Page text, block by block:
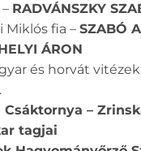
RADVÁNSZKY
Miklós fia – SZABÓ
ÁRON
és horvát
–
tagjai